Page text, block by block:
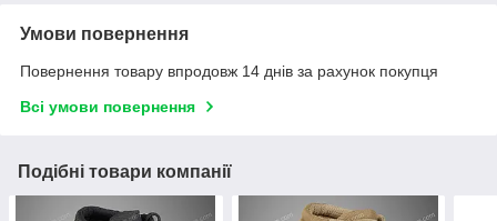
Умови повернення
Повернення товару впродовж 14 днів за рахунок покупця
Всі умови повернення
Подібні товари компанії